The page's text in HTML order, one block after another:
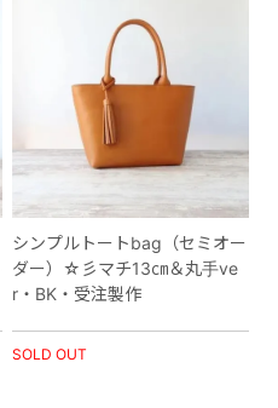
シンプルトートbag（セミオー
ダー）☆彡マチ13㎝＆丸手ve
r・BK・受注製作
SOLD OUT